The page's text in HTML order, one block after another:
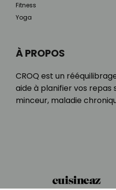
À PROPOS
CROQ est un
aide à planifier vos repas
minceur, maladie
Fitness
Yoga